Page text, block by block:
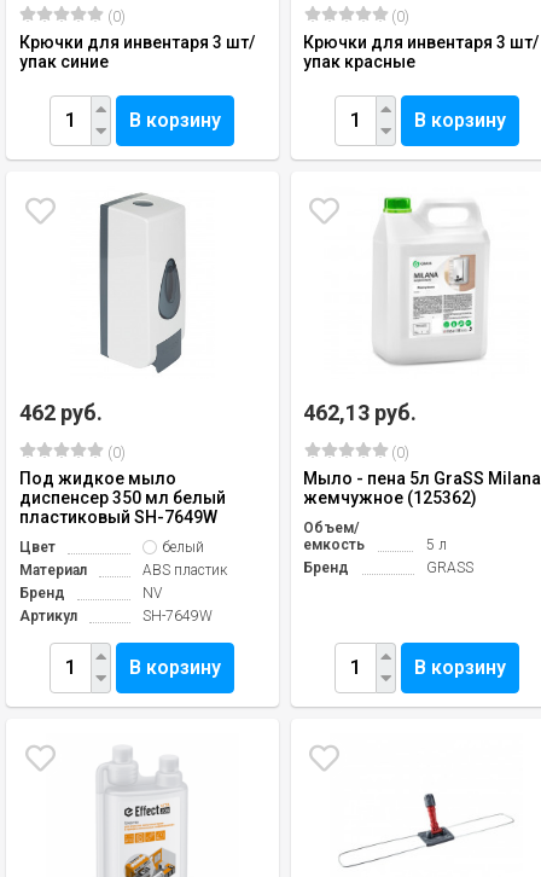
(0)
Крючки для инвентаря 3 шт/
упак синие
В корзину
(0)
Крючки для инвентаря 3 шт/
упак красные
В корзину
462 руб.
(0)
Под жидкое мыло
диспенсер 350 мл белый
пластиковый SH-7649W
Цвет
белый
Материал
ABS пластик
Бренд
NV
Артикул
SH-7649W
В корзину
462,13 руб.
(0)
Мыло - пена 5л GraSS Milana
жемчужное (125362)
Объем/
емкость
5 л
Бренд
GRASS
В корзину